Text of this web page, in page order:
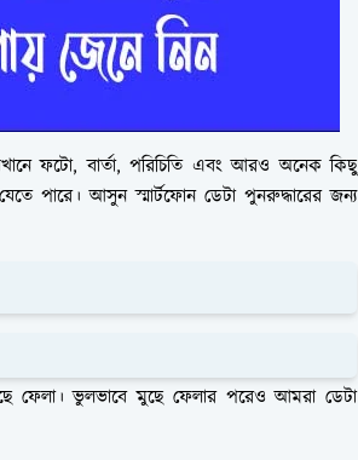
ফটো, বার্তা, পরিচিতি এবং আরও অনেক কিছু
পারে। আসুন স্মার্টফোন ডেটা পুনরুদ্ধারের জন্য
ফেলা। ভুলভাবে মুছে ফেলার পরেও আমরা ডেটা